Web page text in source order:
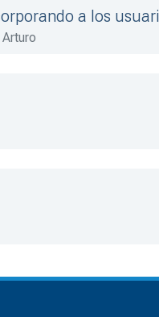
a los